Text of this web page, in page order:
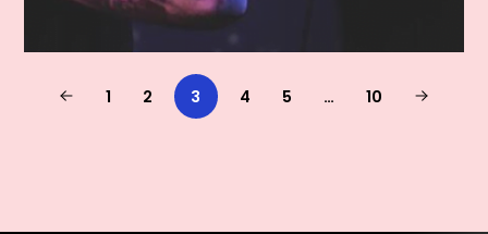
1 2 3 4 5 … 10